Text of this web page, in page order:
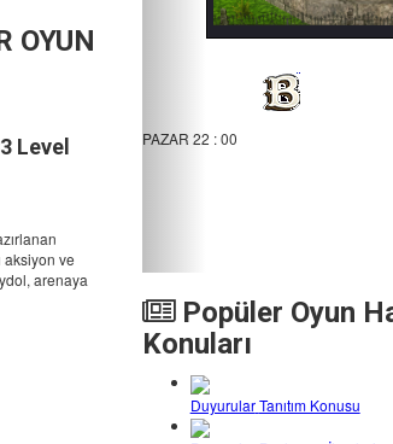
OYUN
Level
aksiyon ve
arenaya
PAZAR 22 : 00
Popüler Oyun
Konuları
DuyurularTanıtım Konusu